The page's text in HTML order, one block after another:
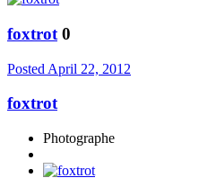
foxtrot 0
Posted April 22, 2012
foxtrot
Photographe